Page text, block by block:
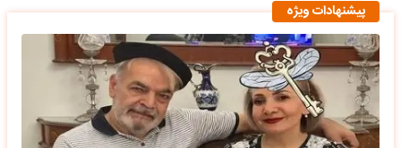
پیشنهادات ویژه